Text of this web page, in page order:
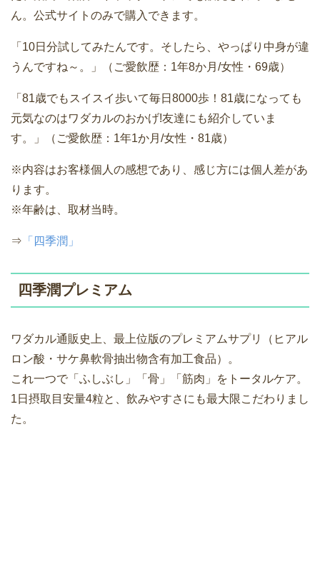
ん。公式サイトのみで購入できます。
「10日分試してみたんです。そしたら、やっぱり中身が違
うんですね～。」（ご愛飲歴：1年8か月/女性・69歳）
「81歳でもスイスイ歩いて毎日8000歩！81歳になっても
元気なのはワダカルのおかげ!友達にも紹介していま
す。」（ご愛飲歴：1年1か月/女性・81歳）
※内容はお客様個人の感想であり、感じ方には個人差があ
ります。
※年齢は、取材当時。
⇒ 「四季潤」
四季潤プレミアム
ワダカル通販史上、最上位版のプレミアムサプリ（ヒアル
ロン酸・サケ鼻軟骨抽出物含有加工食品）。
これ一つで「ふしぶし」「骨」「筋肉」をトータルケア。
1日摂取目安量4粒と、飲みやすさにも最大限こだわりまし
た。